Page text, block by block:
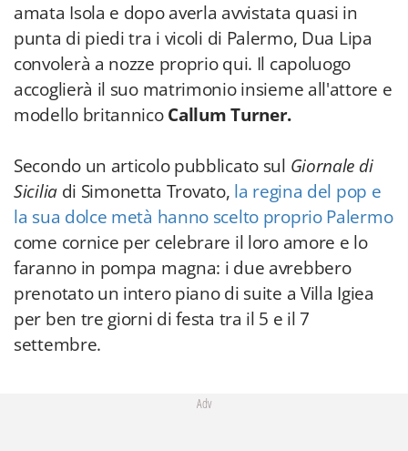
amata Isola e dopo averla avvistata quasi in
punta di piedi tra i vicoli di Palermo, Dua Lipa
convolerà a nozze proprio qui. Il capoluogo
accoglierà il suo matrimonio insieme all'attore e
modello britannicoCallum Turner.
Secondo un articolo pubblicato sul Giornale di
Siciliadi Simonetta Trovato, la regina del pop e
la sua dolce metà hanno scelto proprio Palermo
come cornice per celebrare il loro amore e lo
faranno in pompa magna: i due avrebbero
prenotato un intero piano di suite a Villa Igiea
per ben tre giorni di festa tra il 5 e il 7
settembre.
Adv